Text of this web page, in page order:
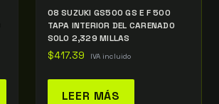
08 SUZUKI GS500 GS E F 500
TAPA INTERIOR DEL CARENADO
SOLO 2,329 MILLAS
$417.39 IVA incluido
LEER MÁS